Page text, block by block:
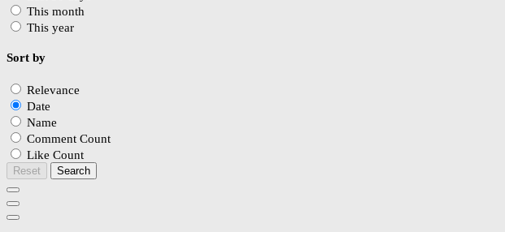
This month
This year
Sort by
Relevance
Date
Name
Comment Count
Like Count
Reset Search